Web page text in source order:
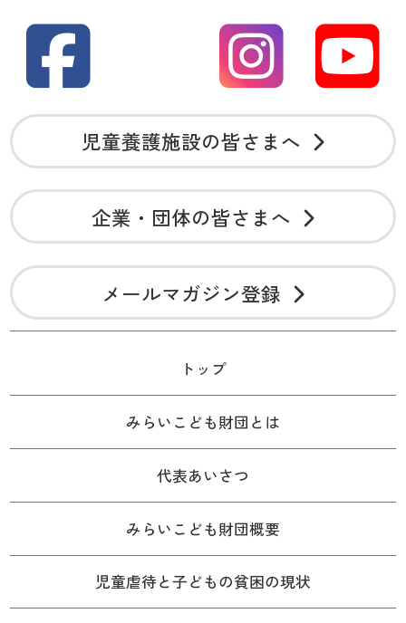
児童養護施設の皆さまへ
企業・団体の皆さまへ
メールマガジン登録
トップ
みらいこども財団とは
代表あいさつ
みらいこども財団概要
児童虐待と子どもの貧困の現状